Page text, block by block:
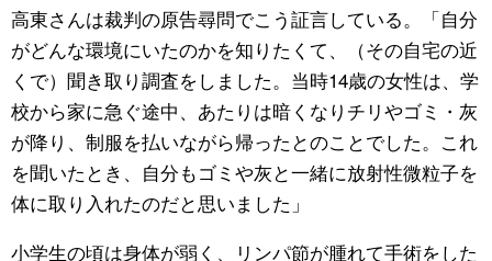
高東さんは裁判の原告尋問でこう証言している。「自分
がどんな環境にいたのかを知りたくて、（その自宅の近
くで）聞き取り調査をしました。当時14歳の女性は、学
校から家に急ぐ途中、あたりは暗くなりチリやゴミ・灰
が降り、制服を払いながら帰ったとのことでした。これ
を聞いたとき、自分もゴミや灰と一緒に放射性微粒子を
体に取り入れたのだと思いました」
小学生の頃は身体が弱く、リンパ節が腫れて手術をした